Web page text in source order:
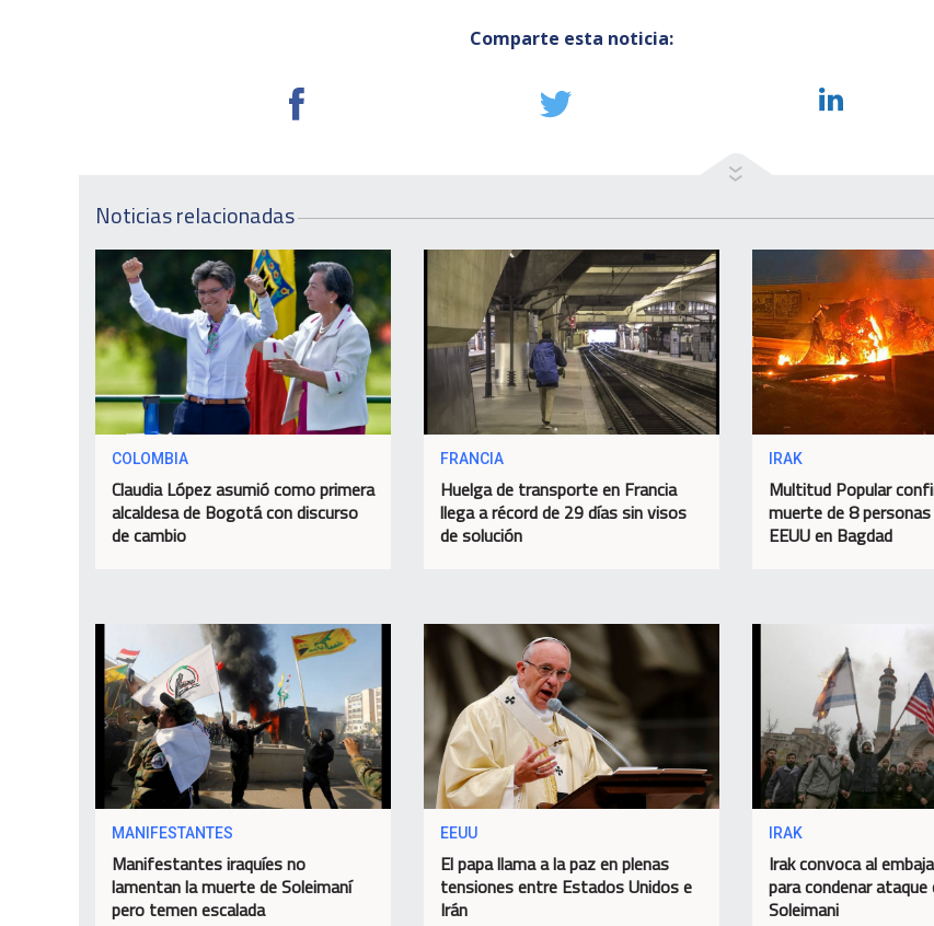
Comparte esta noticia:
Noticias relacionadas
COLOMBIA
Claudia López asumió como primera
alcaldesa de Bogotá con discurso
de cambio
FRANCIA
Huelga de transporte en Francia
llega a récord de 29 días sin visos
de solución
IRAK
Multitud Popular
muerte de 8
EEUU en Bagdad
MANIFESTANTES
Manifestantes iraquíes no
lamentan la muerte de Soleimaní
pero temen escalada
EEUU
El papa llama a la paz en plenas
tensiones entre Estados Unidos e
Irán
IRAK
Irak convoca al
para condenar
Soleimani